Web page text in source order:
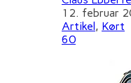
12. februar
Artikel, Kørt
60